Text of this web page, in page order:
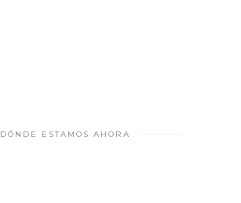
DÓNDE ESTAMOS AHORA